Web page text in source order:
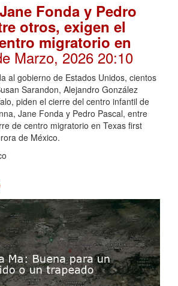
Fonda y Pedro
otros, exigen el
migratorio en
Marzo, 2026 20:10
al gobierno de Estados Unidos, cientos
Sarandon, Alejandro González
piden el cierre del centro infantil de
Jane Fonda y Pedro Pascal, entre
de centro migratorio en Texas first
de México.